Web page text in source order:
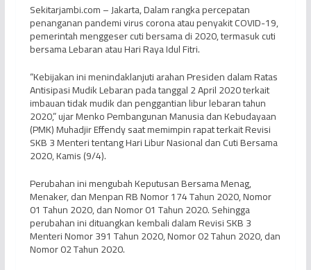
Sekitarjambi.com – Jakarta, Dalam rangka percepatan
penanganan pandemi virus corona atau penyakit COVID-19,
pemerintah menggeser cuti bersama di 2020, termasuk cuti
bersama Lebaran atau Hari Raya Idul Fitri.
“Kebijakan ini menindaklanjuti arahan Presiden dalam Ratas
Antisipasi Mudik Lebaran pada tanggal 2 April 2020 terkait
imbauan tidak mudik dan penggantian libur lebaran tahun
2020,” ujar Menko Pembangunan Manusia dan Kebudayaan
(PMK) Muhadjir Effendy saat memimpin rapat terkait Revisi
SKB 3 Menteri tentang Hari Libur Nasional dan Cuti Bersama
2020, Kamis (9/4).
Perubahan ini mengubah Keputusan Bersama Menag,
Menaker, dan Menpan RB Nomor 174 Tahun 2020, Nomor
01 Tahun 2020, dan Nomor 01 Tahun 2020. Sehingga
perubahan ini dituangkan kembali dalam Revisi SKB 3
Menteri Nomor 391 Tahun 2020, Nomor 02 Tahun 2020, dan
Nomor 02 Tahun 2020.